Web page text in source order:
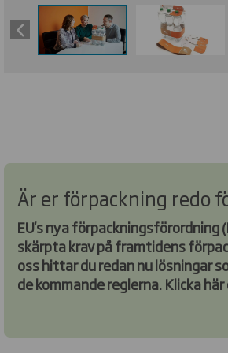
Är er förpackning redo
EU's nya förpackningsförordning
skärpta krav på framtidens
oss hittar du redan nu lösningar
de kommande reglerna. Klicka